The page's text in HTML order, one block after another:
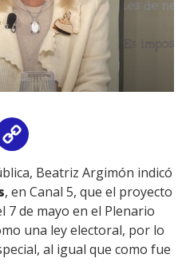
Link
Beatriz Argimón indicó
, en Canal 5, que el proyecto
7 de mayo en el Plenario
una ley electoral, por lo
al igual que como fue